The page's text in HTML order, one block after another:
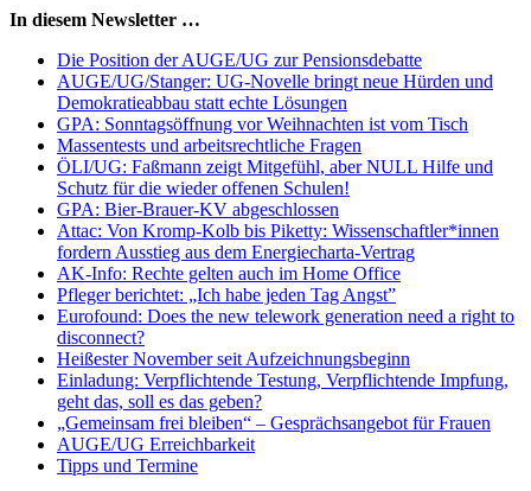
In diesem Newsletter …
Die Position der AUGE/UG zur Pensionsdebatte
AUGE/UG/Stanger: UG-Novelle bringt neue Hürden und
Demokratieabbau statt echte Lösungen
GPA: Sonntagsöffnung vor Weihnachten ist vom Tisch
Massentests und arbeitsrechtliche Fragen
ÖLI/UG: Faßmann zeigt Mitgefühl, aber NULL Hilfe und
Schutz für die wieder offenen Schulen!
GPA: Bier-Brauer-KV abgeschlossen
Attac: Von Kromp-Kolb bis Piketty: Wissenschaftler*innen
fordern Ausstieg aus dem Energiecharta-Vertrag
AK-Info: Rechte gelten auch im Home Office
Pfleger berichtet: „Ich habe jeden Tag Angst”
Eurofound: Does the new telework generation need a right to
disconnect?
Heißester November seit Aufzeichnungsbeginn
Einladung: Verpflichtende Testung, Verpflichtende Impfung,
geht das, soll es das geben?
„Gemeinsam frei bleiben“ – Gesprächsangebot für Frauen
AUGE/UG Erreichbarkeit
Tipps und Termine